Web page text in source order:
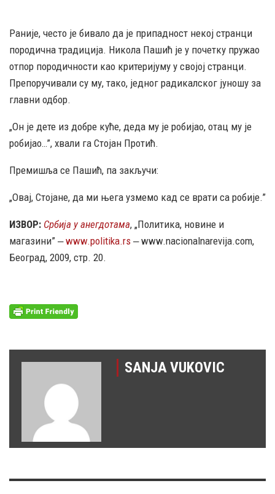
Раније, често је бивало да је припадност некој странци
породична традиција. Никола Пашић је у почетку пружао
отпор породичности као критеријуму у својој странци.
Препоручивали су му, тако, једног радикалског јуношу за
главни одбор.
„Он је дете из добре куће, деда му је робијао, отац му је
робијао…”, хвали га Стојан Протић.
Премишља се Пашић, па закључи:
„Овај, Стојане, да ми њега узмемо кад се врати са робије.”
ИЗВОР: Србија у анегдотама, „Политика, новине и
магазини” ‒www.politika.rs ‒ www.nacionalnarevija.com,
Београд, 2009, стр. 20.
SANJA VUKOVIC